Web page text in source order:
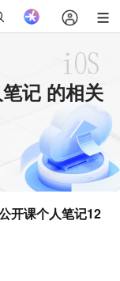
记 的相关
开课个人笔记12